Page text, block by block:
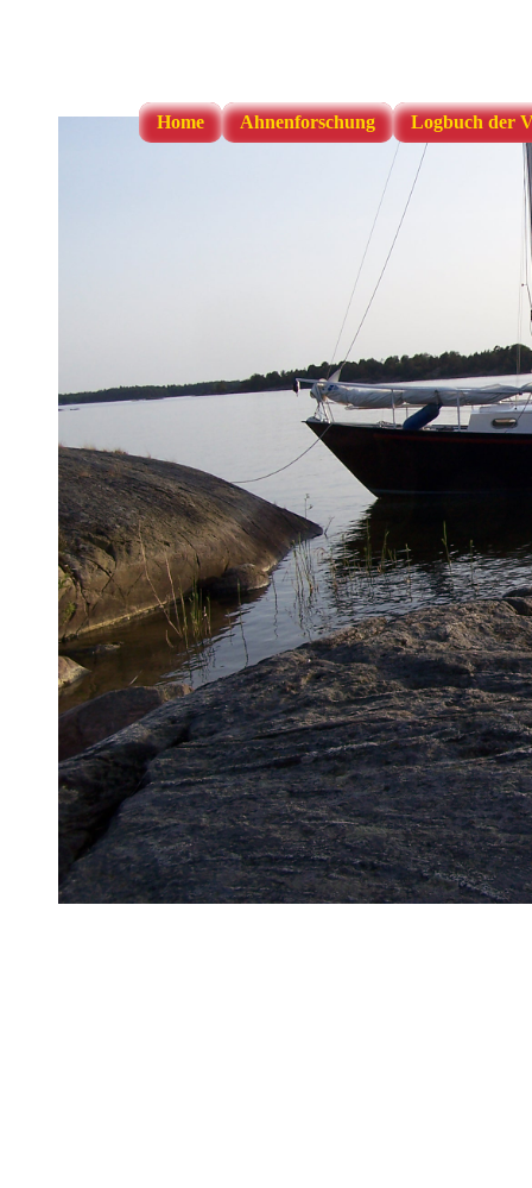
Home Ahnenforschung Logbuch der